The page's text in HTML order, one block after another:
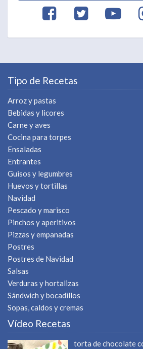
Tipo de Recetas
Arroz y pastas
Bebidas y licores
Carne y aves
Cocina para torpes
Ensaladas
Entrantes
Guisos y legumbres
Huevos y tortillas
Navidad
Pescado y marisco
Pinchos y aperitivos
Pizzas y empanadas
Postres
Postres de Navidad
Salsas
Verduras y hortalizas
Sándwich y bocadillos
Sopas, caldos y cremas
Vídeo Recetas
torta de chocolate